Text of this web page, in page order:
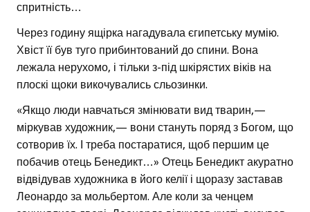
спритність…
Через годину ящірка нагадувала єгипетську мумію.
Хвіст її був туго прибинтований до спини. Вона
лежала нерухомо, і тільки з-під шкірястих віків на
плоскі щоки викочувались сльозинки.
«Якщо люди навчаться змінювати вид тварин,—
міркував художник,— вони стануть поряд з Богом, що
сотворив їх. І треба постаратися, щоб першим це
побачив отець Бенедикт…» Отець Бенедикт акуратно
відвідував художника в його келії і щоразу заставав
Леонардо за мольбертом. Але коли за ченцем